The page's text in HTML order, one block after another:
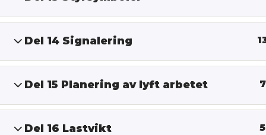
Del 14 Signalering
Del 15 Planering av lyft arbetet 7
Del 16 Lastvikt 5